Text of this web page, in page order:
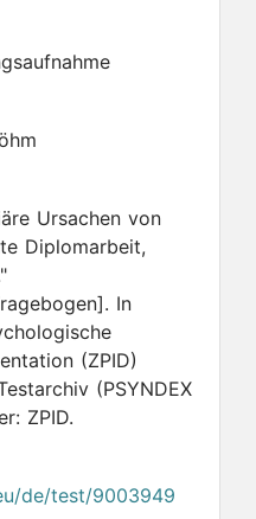
Ursachen von
Diplomarbeit,
In
(ZPID)
(PSYNDEX
ZPID.
de/test/9003949